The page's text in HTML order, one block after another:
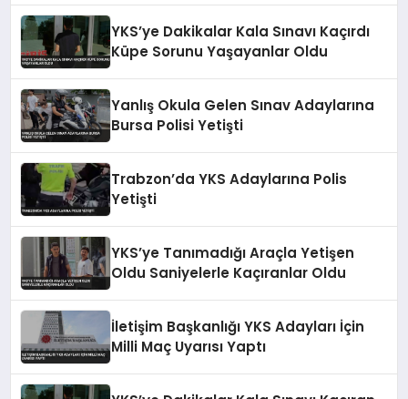
YKS’ye Dakikalar Kala Sınavı Kaçırdı
Küpe Sorunu Yaşayanlar Oldu
Yanlış Okula Gelen Sınav Adaylarına
Bursa Polisi Yetişti
Trabzon’da YKS Adaylarına Polis
Yetişti
YKS’ye Tanımadığı Araçla Yetişen
Oldu Saniyelerle Kaçıranlar Oldu
İletişim Başkanlığı YKS Adayları İçin
Milli Maç Uyarısı Yaptı